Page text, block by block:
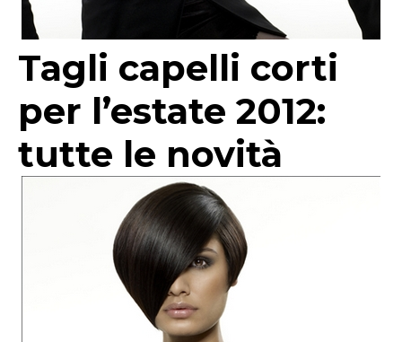
Tagli capelli corti
per l’estate 2012:
tutte le novità